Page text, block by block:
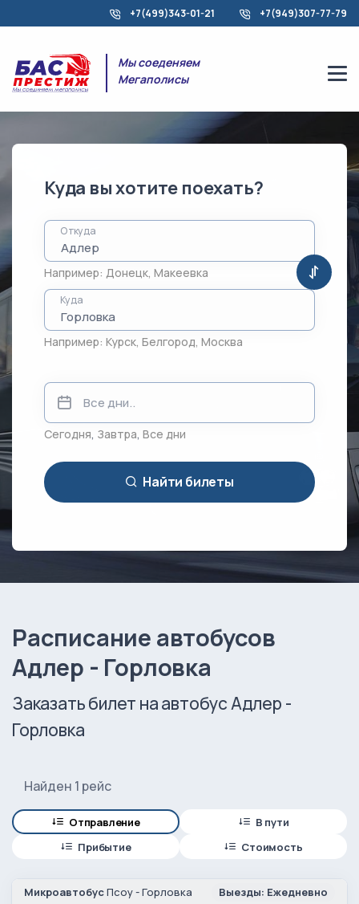
+7(499)343-01-21 +7(949)307-77-79
Мы соеденяем
Мегаполисы
Куда вы хотите поехать?
Откуда
Например: Донецк, Макеевка
Куда
Например: Курск, Белгород, Москва
Сегодня, Завтра, Все дни
Найти билеты
Расписание автобусов
Адлер - Горловка
Заказать билет на автобус Адлер -
Горловка
Найден 1 рейс
Отправление
В пути
Прибытие
Стоимость
МикроавтобусПсоу - Горловка Выезды: Ежедневно